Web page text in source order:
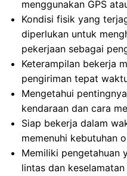
menggunakan GPS
Kondisi fisik yang
diperlukan untuk
pekerjaan sebagai
Keterampilan bekerja
pengiriman tepat
Mengetahui
kendaraan dan cara
Siap bekerja dalam
memenuhi kebutuhan
Memiliki pengetahuan
lintas dan